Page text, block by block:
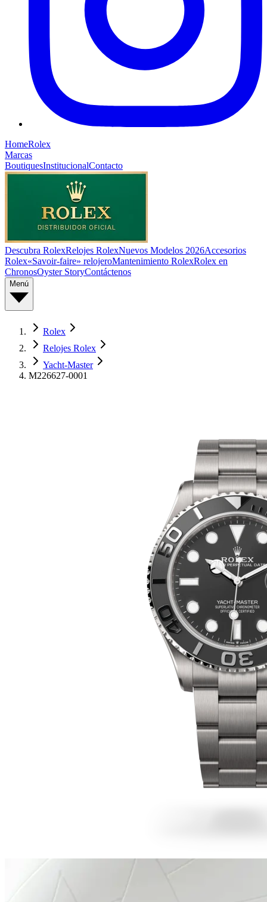
HomeRolex
Marcas
BoutiquesInstitucionalContacto
Descubra RolexRelojes RolexNuevos Modelos 2026Accesorios
Rolex«Savoir-faire» relojeroMantenimiento RolexRolex en
ChronosOyster StoryContáctenos
Menú
Rolex
Relojes Rolex
Yacht-Master
M226627-0001